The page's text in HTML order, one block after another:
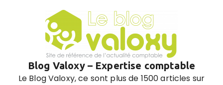
Blog Valoxy – Expertise comptable
Le Blog Valoxy, ce sont plus de 1500 articles sur